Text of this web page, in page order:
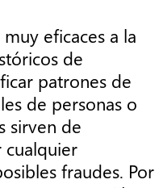
eficaces a la
de
patrones de
de personas o
sirven de
cualquier
fraudes. Por